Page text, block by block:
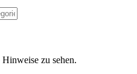
zu sehen.